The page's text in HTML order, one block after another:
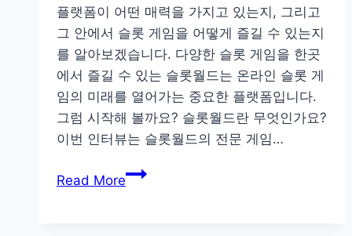
활
용
법:
주
소
모
음
새
플랫폼이 어떤 매력을 가지고 있는지, 그리고
그 안에서 슬롯 게임을 어떻게 즐길 수 있는지
를 알아보겠습니다. 다양한 슬롯 게임을 한곳
에서 즐길 수 있는 슬롯월드는 온라인 슬롯 게
임의 미래를 열어가는 중요한 플랫폼입니다.
그럼 시작해 볼까요? 슬롯월드란 무엇인가요?
이번 인터뷰는 슬롯월드의 전문 게임…
Read More슬